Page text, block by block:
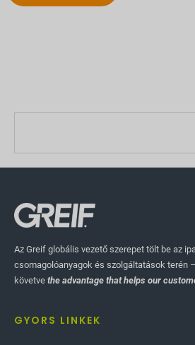
Cégünkről
Jelentésünkről
Célok és teljesítmény
ESG jelentési indexek
Az Greif globális vezető szerepet tölt be az
csomagolóanyagok és szolgáltatások terén
követve the advantage that helps our
GYORS LINKEK